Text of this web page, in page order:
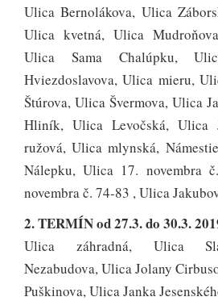
Ulica Bernolákova, Ulica
Ulica kvetná, Ulica
Ulica Sama Chalúpku,
Hviezdoslavova, Ulica mieru,
Štúrova, Ulica Švermova, Ulica
Hliník, Ulica Levočská, Ulica
ružová, Ulica mlynská,
Nálepku, Ulica 17. novembra
novembra č. 74-83 , Ulica
2. TERMÍN od 27.3. do 30.3.
Ulica záhradná, Ulica
Nezabudova, Ulica Jolany
Puškinova, Ulica Janka